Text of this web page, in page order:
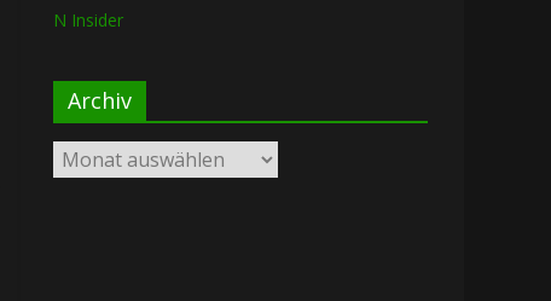
N Insider
Archiv
Archiv